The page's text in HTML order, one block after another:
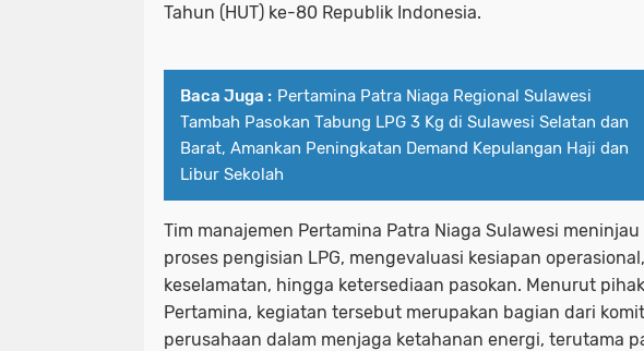
Tahun (HUT) ke-80 Republik Indonesia.
Baca Juga : Pertamina Patra Niaga Regional Sulawesi
Tambah Pasokan Tabung LPG 3 Kg di Sulawesi Selatan dan
Barat, Amankan Peningkatan Demand Kepulangan Haji dan
Libur Sekolah
Tim manajemen Pertamina Patra Niaga Sulawesi
proses pengisian LPG, mengevaluasi kesiapan
keselamatan, hingga ketersediaan pasokan. Menurut pihak
Pertamina, kegiatan tersebut merupakan bagian dari
perusahaan dalam menjaga ketahanan energi, terutama